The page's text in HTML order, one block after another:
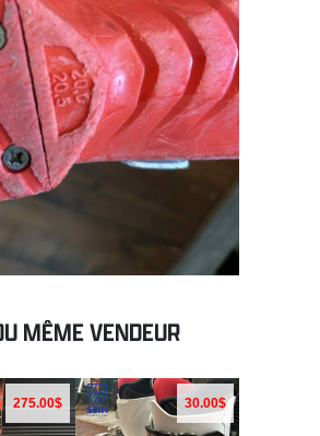
MÊME VENDEUR
275.00$ 30.00$